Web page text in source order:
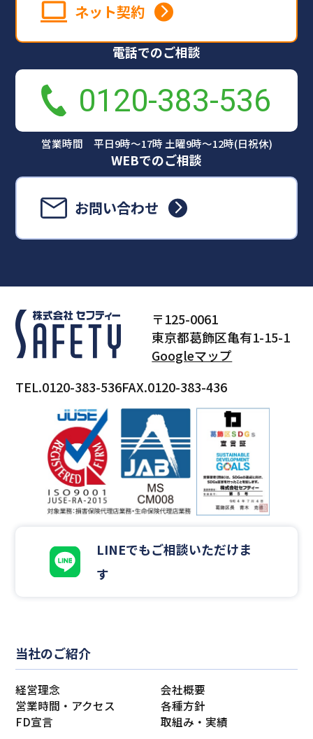
ネット契約
電話でのご相談
0120-383-536
営業時間 平日9時～17時 土曜9時～12時(日祝休)
WEBでのご相談
お問い合わせ
〒125-0061
東京都葛飾区亀有1-15-1
Googleマップ
TEL.0120-383-536FAX.0120-383-436
LINEでもご相談いただけま
す
当社のご紹介
経営理念
会社概要
営業時間・アクセス
各種方針
FD宣言
取組み・実績